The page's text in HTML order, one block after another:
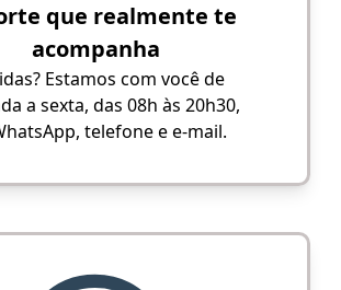
que realmente te
acompanha
Estamos com você de
a sexta, das 08h às 20h30,
telefone e e-mail.